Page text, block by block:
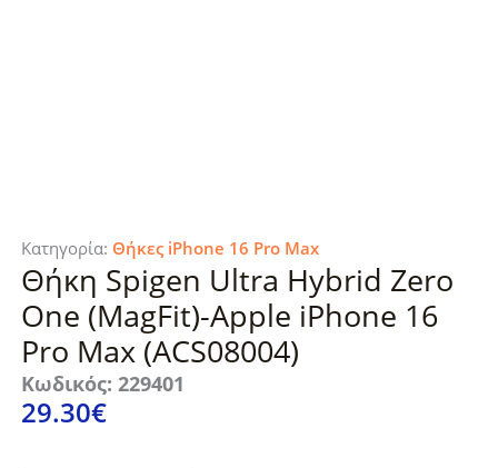
Κατηγορία: Θήκες iPhone 16 Pro Max
Θήκη Spigen Ultra Hybrid Zero
One (MagFit)-Apple iPhone 16
Pro Max (ACS08004)
Κωδικός: 229401
29.30€